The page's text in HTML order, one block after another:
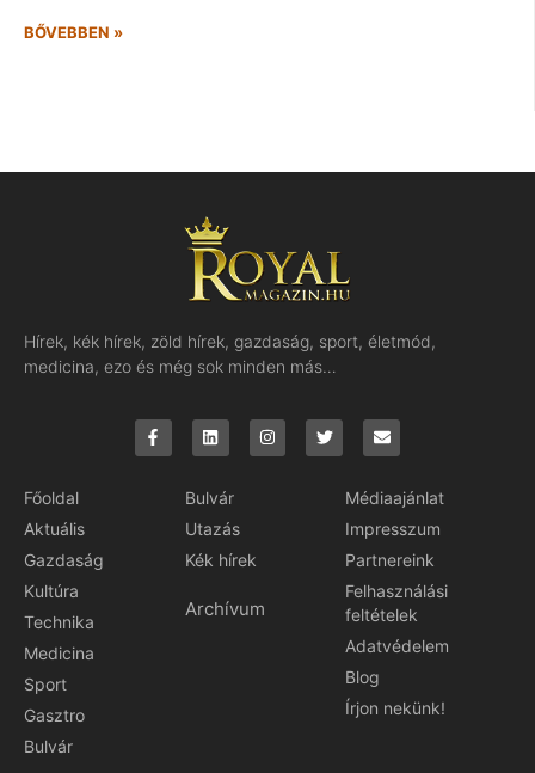
BŐVEBBEN »
Hírek, kék hírek, zöld hírek, gazdaság, sport, életmód,
medicina, ezo és még sok minden más…
Főoldal
Aktuális
Gazdaság
Kultúra
Technika
Medicina
Sport
Gasztro
Bulvár
Bulvár
Utazás
Kék hírek
Archívum
Médiaajánlat
Impresszum
Partnereink
Felhasználási
feltételek
Adatvédelem
Blog
Írjon nekünk!